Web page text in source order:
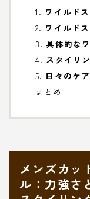
1. ワイルド
2. ワイルド
3.具体的な
4. スタイリ
5. 日々のケ
まとめ
メンズカッ
ル：力強さ